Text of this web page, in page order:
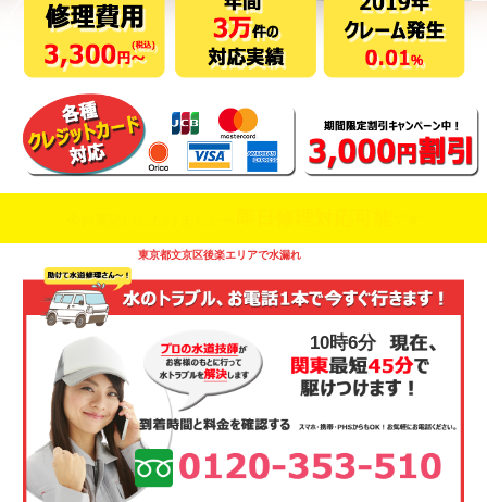
東京都文京区後楽エリアで水漏れ
10時6分